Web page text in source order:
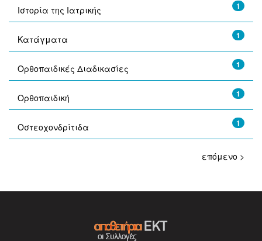
1
Ιστορία της Ιατρικής
1
Κατάγματα
1
Ορθοπαιδικές Διαδικασίες
1
Ορθοπαιδική
1
Οστεοχονδρίτιδα
επόμενο >